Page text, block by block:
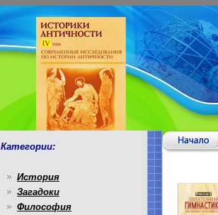
Категории:
История
Загадоки
Философия